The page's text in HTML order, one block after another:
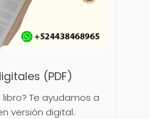
(PDF)
Te ayudamos a
versión digital.